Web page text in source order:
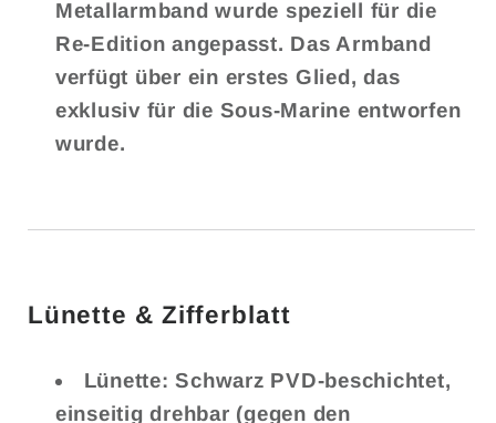
Metallarmband wurde speziell für die
Re-Edition angepasst. Das Armband
verfügt über ein erstes Glied, das
exklusiv für die Sous-Marine entworfen
wurde.
Lünette & Zifferblatt
Lünette: Schwarz PVD-beschichtet,
einseitig drehbar (gegen den